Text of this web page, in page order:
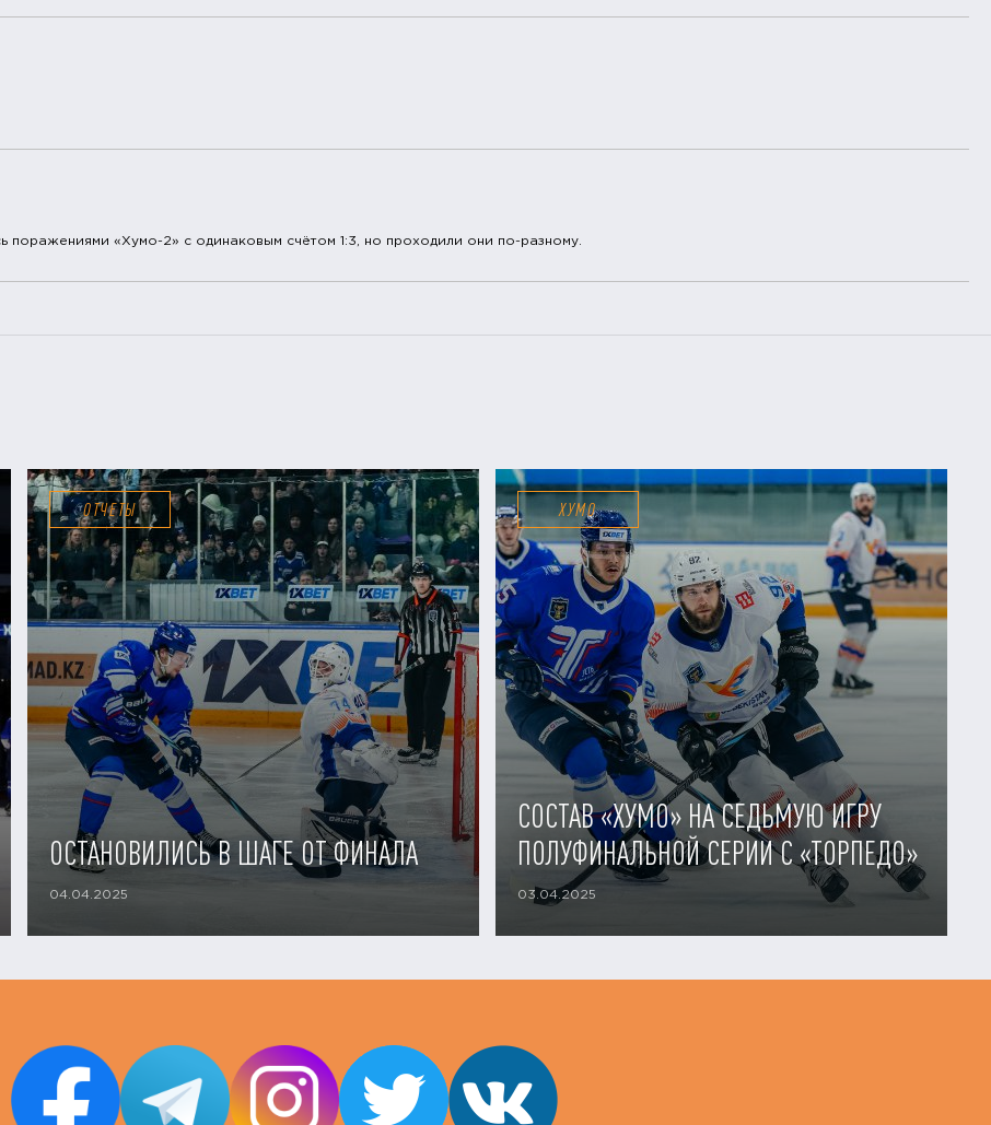
поражениями «Хумо-2» с одинаковым счётом 1:3, но проходили они по-разному.
ОТЧЕТЫ
ОСТАНОВИЛИСЬ В ШАГЕ ОТ ФИНАЛА
04.04.2025
ХУМО
СОСТАВ «ХУМО» НА СЕДЬМУЮ ИГРУ
ПОЛУФИНАЛЬНОЙ СЕРИИ С «ТОРПЕДО»
03.04.2025